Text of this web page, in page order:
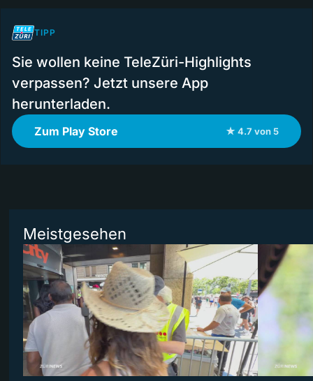
TIPP
Sie wollen keine TeleZüri-Highlights
verpassen? Jetzt unsere App
herunterladen.
Zum Play Store ★ 4.7 von 5
Meistgesehen